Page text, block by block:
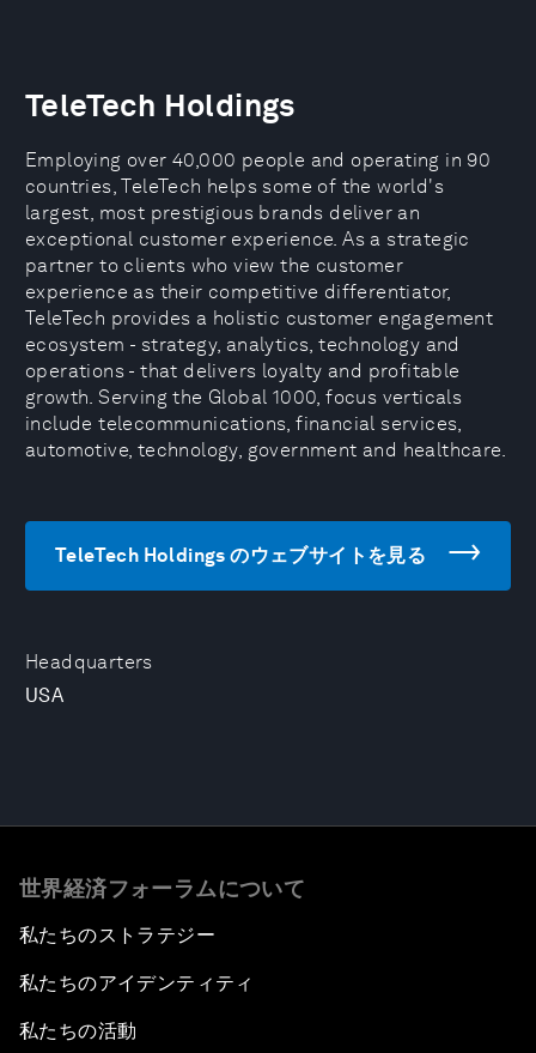
Headquarters
USA
TeleTech Holdings
Employing over 40,000 people and operating in 90
countries, TeleTech helps some of the world's
largest, most prestigious brands deliver an
exceptional customer experience. As a strategic
partner to clients who view the customer
experience as their competitive differentiator,
TeleTech provides a holistic customer engagement
ecosystem - strategy, analytics, technology and
operations - that delivers loyalty and profitable
growth. Serving the Global 1000, focus verticals
include telecommunications, financial services,
automotive, technology, government and healthcare.
TeleTech Holdings のウェブサイトを見る
世界経済フォーラムについて
私たちのストラテジー
私たちのアイデンティティ
私たちの活動